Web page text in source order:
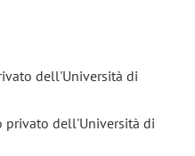
dell'Università di
privato dell'Università di